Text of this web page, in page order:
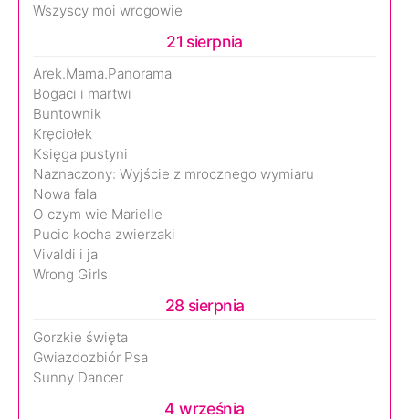
Wszyscy moi wrogowie
21 sierpnia
Arek.Mama.Panorama
Bogaci i martwi
Buntownik
Kręciołek
Księga pustyni
Naznaczony: Wyjście z mrocznego wymiaru
Nowa fala
O czym wie Marielle
Pucio kocha zwierzaki
Vivaldi i ja
Wrong Girls
28 sierpnia
Gorzkie święta
Gwiazdozbiór Psa
Sunny Dancer
4 września